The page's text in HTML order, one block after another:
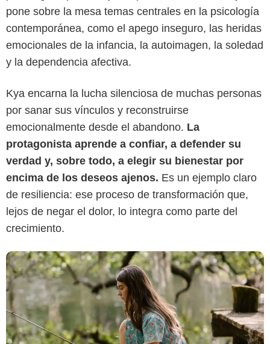
pone sobre la mesa temas centrales en la psicología
contemporánea, como el apego inseguro, las heridas
emocionales de la infancia, la autoimagen, la soledad
y la dependencia afectiva.
Kya encarna la lucha silenciosa de muchas personas
por sanar sus vínculos y reconstruirse
emocionalmente desde el abandono. La
protagonista aprende a confiar, a defender su
verdad y, sobre todo, a elegir su bienestar por
encima de los deseos ajenos. Es un ejemplo claro
de resiliencia: ese proceso de transformación que,
lejos de negar el dolor, lo integra como parte del
crecimiento.